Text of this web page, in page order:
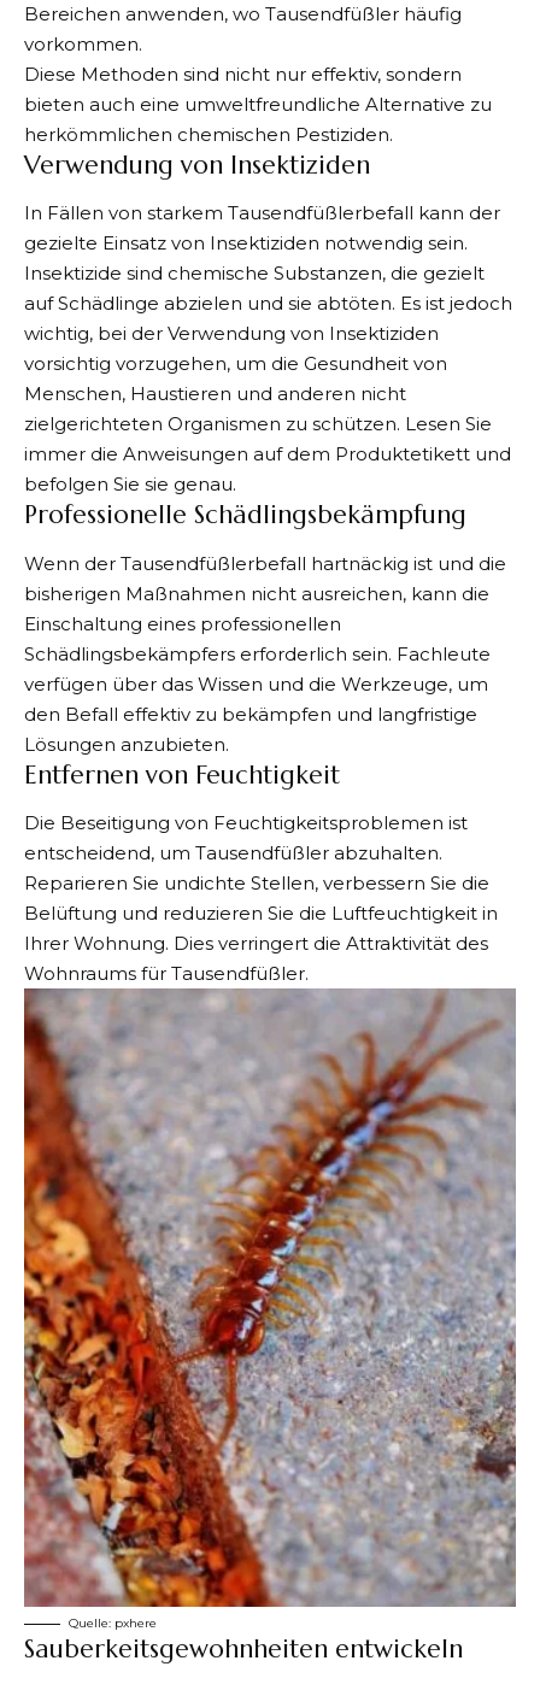
Bereichen anwenden, wo Tausendfüßler häufig
vorkommen.
Diese Methoden sind nicht nur effektiv, sondern
bieten auch eine umweltfreundliche Alternative zu
herkömmlichen chemischen Pestiziden.
Verwendung von Insektiziden
In Fällen von starkem Tausendfüßlerbefall kann der
gezielte Einsatz von Insektiziden notwendig sein.
Insektizide sind chemische Substanzen, die gezielt
auf Schädlinge abzielen und sie abtöten. Es ist jedoch
wichtig, bei der Verwendung von Insektiziden
vorsichtig vorzugehen, um die Gesundheit von
Menschen, Haustieren und anderen nicht
zielgerichteten Organismen zu schützen. Lesen Sie
immer die Anweisungen auf dem Produktetikett und
befolgen Sie sie genau.
Professionelle Schädlingsbekämpfung
Wenn der Tausendfüßlerbefall hartnäckig ist und die
bisherigen Maßnahmen nicht ausreichen, kann die
Einschaltung eines professionellen
Schädlingsbekämpfers erforderlich sein. Fachleute
verfügen über das Wissen und die Werkzeuge, um
den Befall effektiv zu bekämpfen und langfristige
Lösungen anzubieten.
Entfernen von Feuchtigkeit
Die Beseitigung von Feuchtigkeitsproblemen ist
entscheidend, um Tausendfüßler abzuhalten.
Reparieren Sie undichte Stellen, verbessern Sie die
Belüftung und reduzieren Sie die Luftfeuchtigkeit in
Ihrer Wohnung. Dies verringert die Attraktivität des
Wohnraums für Tausendfüßler.
Quelle: pxhere
Sauberkeitsgewohnheiten entwickeln